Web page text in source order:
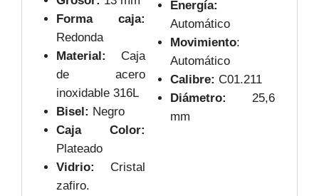
Forma caja:
Redonda
Material:
Caja
de acero
inoxidable 316L
Bisel: Negro
Caja Color:
Plateado
Vidrio:
Cristal
zafiro.
Energía:
Automático
Movimiento:
Automático
Calibre: C01.211
Diámetro:
25,6
mm